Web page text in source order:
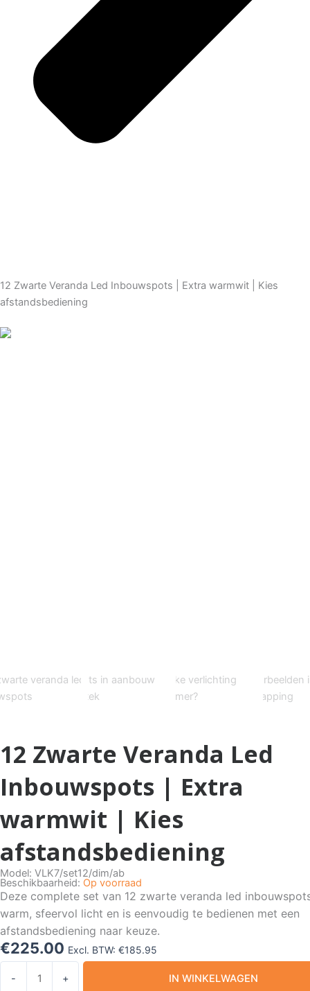
12 Zwarte Veranda Led Inbouwspots | Extra warmwit | Kies
afstandsbediening
12 Zwarte Veranda Led
Inbouwspots | Extra
warmwit | Kies
afstandsbediening
Model: VLK7/set12/dim/ab
Beschikbaarheid: Op voorraad
Deze complete set van 12 zwarte veranda led
warm, sfeervol licht en is eenvoudig te bedienen met een
afstandsbediening naar keuze.
€225.00 Excl. BTW: €185.95
- + IN WINKELWAGEN